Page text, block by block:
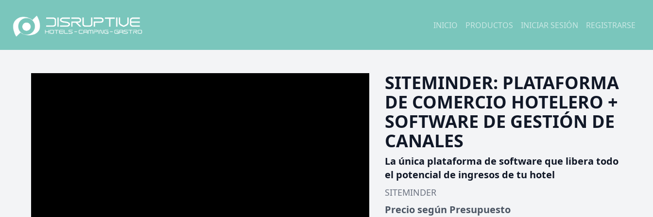
INICIO PRODUCTOS INICIAR SESIÓN REGISTRARSE
SITEMINDER: PLATAFORMA
DE COMERCIO HOTELERO +
SOFTWARE DE GESTIÓN DE
CANALES
La única plataforma de software que libera todo
el potencial de ingresos de tu hotel
SITEMINDER
Precio según Presupuesto